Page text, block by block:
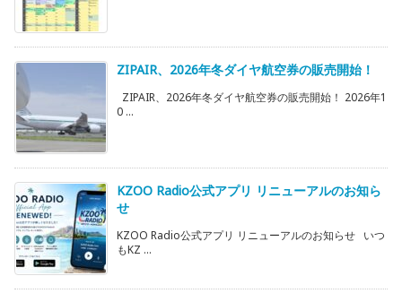
ZIPAIR、2026年冬ダイヤ航空券の販売開始！
ZIPAIR、2026年冬ダイヤ航空券の販売開始！ 2026年1
0 ...
KZOO Radio公式アプリ リニューアルのお知ら
せ
KZOO Radio公式アプリ リニューアルのお知らせ いつ
もKZ ...